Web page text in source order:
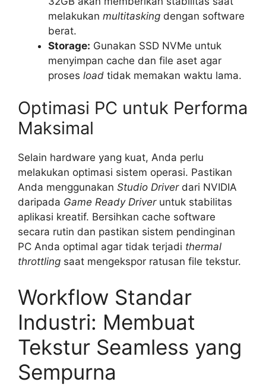
melakukan multitasking dengan software
berat.
Storage: Gunakan SSD NVMe untuk
menyimpan cache dan file aset agar
proses load tidak memakan waktu lama.
Optimasi PC untuk Performa
Maksimal
Selain hardware yang kuat, Anda perlu
melakukan optimasi sistem operasi. Pastikan
Anda menggunakan Studio Driverdari NVIDIA
daripada Game Ready Driveruntuk stabilitas
aplikasi kreatif. Bersihkan cache software
secara rutin dan pastikan sistem pendinginan
PC Anda optimal agar tidak terjadi thermal
throttling saat mengekspor ratusan file tekstur.
Workflow Standar
Industri: Membuat
Tekstur Seamless yang
Sempurna